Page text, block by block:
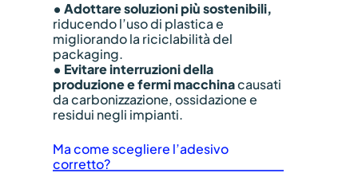
• Adottare soluzioni più sostenibili,
riducendo l’uso di plastica e
migliorando la riciclabilità del
packaging.
• Evitare interruzioni della
produzione e fermi macchinacausati
da carbonizzazione, ossidazione e
residui negli impianti.
Ma come scegliere l’adesivo
corretto?